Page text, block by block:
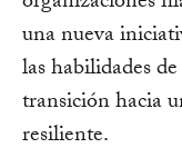
una nueva
las habilidades
transición hacia
resiliente.